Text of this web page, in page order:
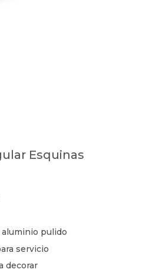
Esquinas
pulido
servicio
decorar